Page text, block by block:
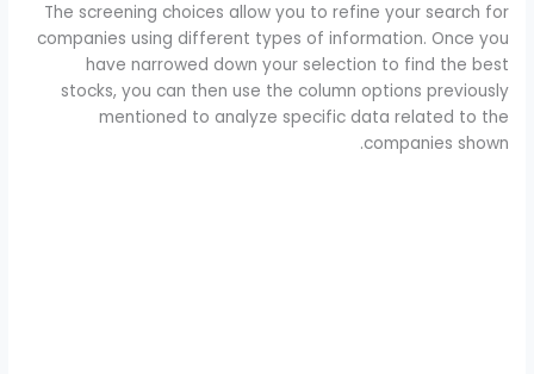
The screening choices allow you to refine your search for
companies using different types of information. Once you
have narrowed down your selection to find the best
stocks, you can then use the column options previously
mentioned to analyze specific data related to the
companies shown.